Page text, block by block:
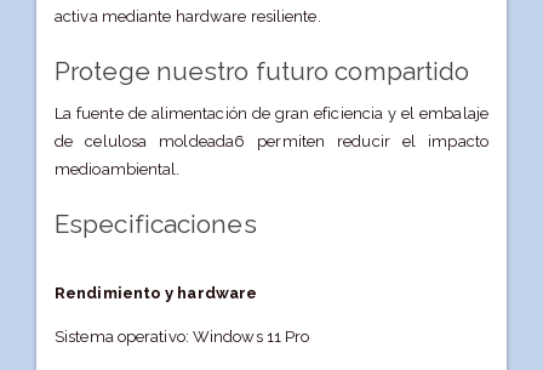
activa mediante hardware resiliente.
Protege nuestro futuro compartido
La fuente de alimentación de gran eficiencia y el embalaje
de celulosa moldeada6 permiten reducir el impacto
medioambiental.
Especificaciones
Rendimiento y hardware
Sistema operativo: Windows 11 Pro